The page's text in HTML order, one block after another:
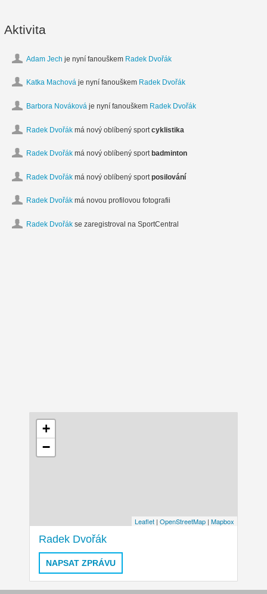
Aktivita
Adam Jech je nyní fanouškem Radek Dvořák
Katka Machová je nyní fanouškem Radek Dvořák
Barbora Nováková je nyní fanouškem Radek Dvořák
Radek Dvořák má nový oblíbený sport cyklistika
Radek Dvořák má nový oblíbený sport badminton
Radek Dvořák má nový oblíbený sportposilování
Radek Dvořák má novou profilovou fotografii
Radek Dvořák se zaregistroval na SportCentral
+
−
Leaflet | OpenStreetMap | Mapbox
Radek Dvořák
NAPSAT ZPRÁVU